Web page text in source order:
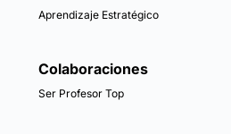
Aprendizaje Estratégico
Colaboraciones
Ser Profesor Top